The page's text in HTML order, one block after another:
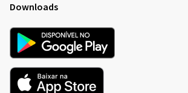
Downloads